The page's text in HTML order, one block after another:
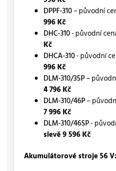
DPPF-310– původní
996 Kč
DHC-310- původní
Kč
DHCA-310- původní
996 Kč
DLM-310/35P–
4 796 Kč
DLM-310/46P–
7 996 Kč
DLM-310/46SP-
slevě 9 596 Kč
Akumulátorové stroje 56 V: